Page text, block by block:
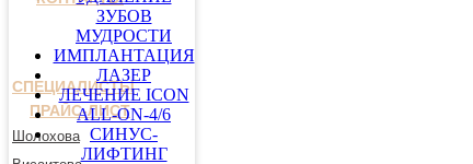
СПЕЦИАЛИСТЫ
ПРАЙС-ЛИСТ
Шолохова
ЗУБОВ
МУДРОСТИ
ИМПЛАНТАЦИЯ
ЛАЗЕР
ЛЕЧЕНИЕ ICON
ALL-ON-4/6
СИНУС-
ЛИФТИНГ